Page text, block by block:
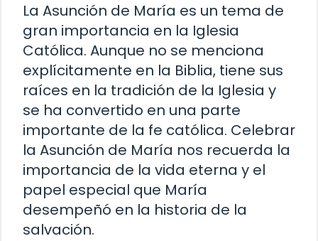
La Asunción de María es un tema de
gran importancia en la Iglesia
Católica. Aunque no se menciona
explícitamente en la Biblia, tiene sus
raíces en la tradición de la Iglesia y
se ha convertido en una parte
importante de la fe católica. Celebrar
la Asunción de María nos recuerda la
importancia de la vida eterna y el
papel especial que María
desempeñó en la historia de la
salvación.